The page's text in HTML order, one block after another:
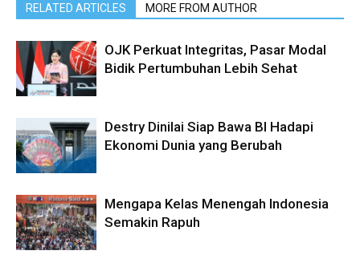
RELATED ARTICLES MORE FROM AUTHOR
OJK Perkuat Integritas, Pasar Modal
Bidik Pertumbuhan Lebih Sehat
Destry Dinilai Siap Bawa BI Hadapi
Ekonomi Dunia yang Berubah
Mengapa Kelas Menengah Indonesia
Semakin Rapuh